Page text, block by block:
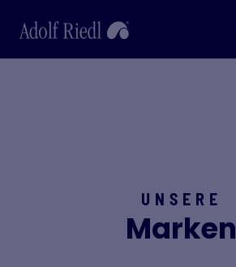
UNSERE
Marken